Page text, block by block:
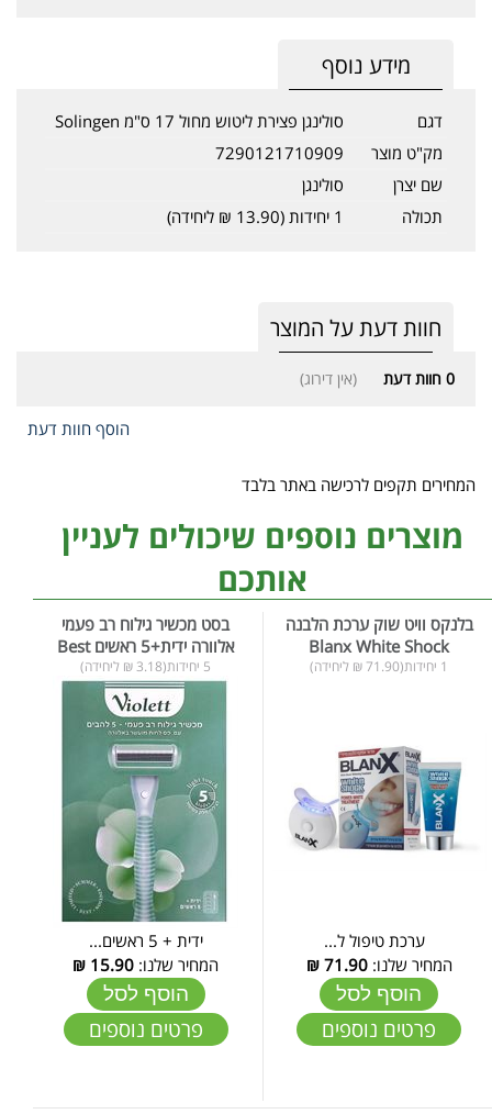
מידע נוסף
דגם
סולינגן פצירת ליטוש מחול 17 ס"מ Solingen
מק"ט מוצר
7290121710909
שם יצרן
סולינגן
תכולה
1 יחידות (13.90 ₪ ליחידה)
חוות דעת על המוצר
0 חוות דעת (אין דירוג)
הוסף חוות דעת
המחירים תקפים לרכישה באתר בלבד
מוצרים נוספים שיכולים לעניין
אותכם
בלנקס וויט שוק ערכת הלבנה
Blanx White Shock
1 יחידות(71.90 ₪ ליחידה)
ערכת טיפול ל...
המחיר שלנו:71.90
₪
הוסף לסל
פרטים נוספים
בסט מכשיר גילוח רב פעמי
אלוורה ידית+5 ראשים Best
5 יחידות(3.18 ₪ ליחידה)
ידית + 5 ראשים...
המחיר שלנו: 15.90
₪
הוסף לסל
פרטים נוספים